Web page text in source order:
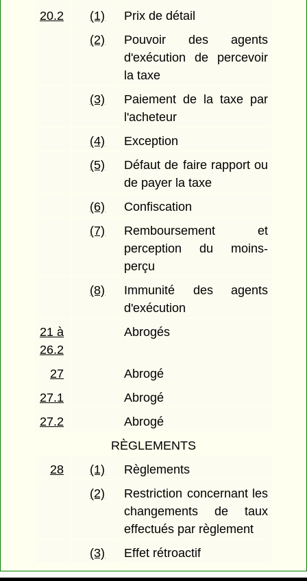
20.2
(1)
Prix de détail
(2)
Pouvoir des agents
d'exécution de percevoir
la taxe
(3)
Paiement de la taxe par
l'acheteur
(4)
Exception
(5)
Défaut de faire rapport ou
de payer la taxe
(6)
Confiscation
(7)
Remboursement et
perception du moins-
perçu
(8)
Immunité des agents
d'exécution
21 à
26.2
Abrogés
27
Abrogé
27.1
Abrogé
27.2
Abrogé
RÈGLEMENTS
28
(1)
Règlements
(2)
Restriction concernant les
changements de taux
effectués par règlement
(3)
Effet rétroactif